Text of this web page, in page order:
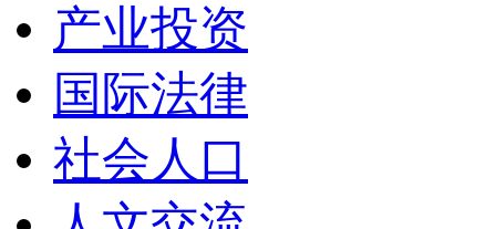
产业投资
国际法律
社会人口